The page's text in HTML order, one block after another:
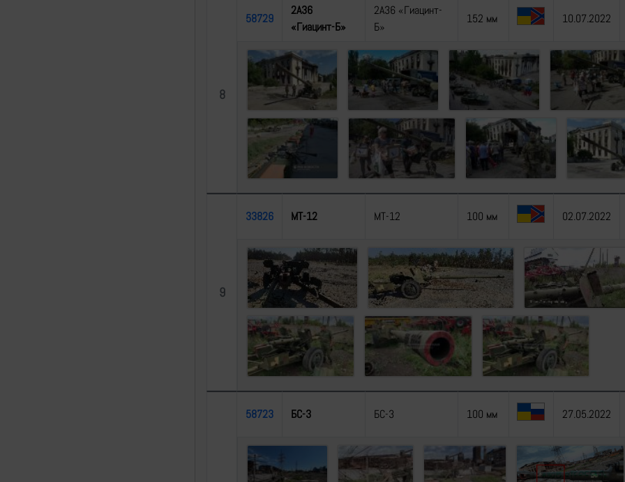
8
58729
2А36
«Гиацинт-Б»
2А36 «Гиацинт-
Б»
152 мм 10.07.2022
9
33826 МТ-12 МТ-12 100 мм 02.07.2022
58723 БС-3 БС-3 100 мм 27.05.2022